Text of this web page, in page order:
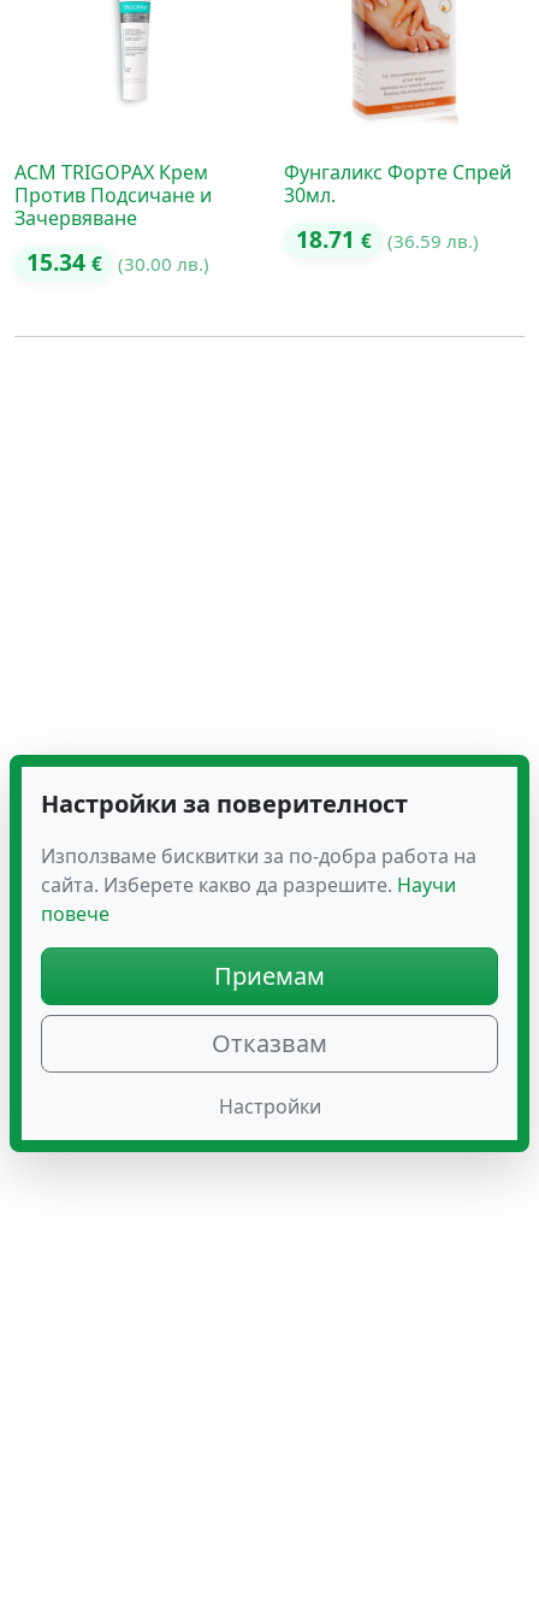
ACM TRIGOPAX Крем
Против Подсичане и
Зачервяване
15.34 € (30.00 лв.)
Фунгаликс Форте Спрей
30мл.
18.71 € (36.59 лв.)
Настройки за поверителност
Използваме бисквитки за по-добра работа на
сайта. Изберете какво да разрешите. Научи
повече
Приемам
Отказвам
Настройки